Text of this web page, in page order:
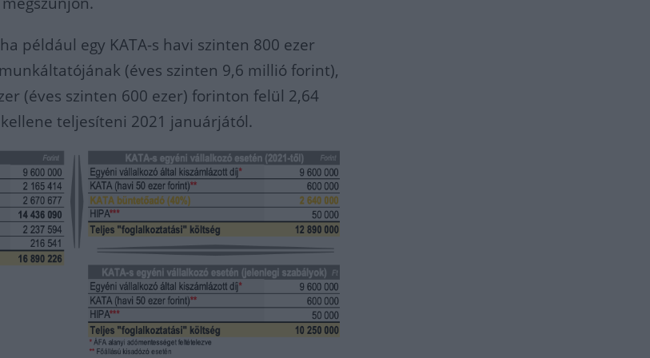
például egy KATA-s havi szinten 800 ezer
(éves szinten 9,6 millió forint),
(éves szinten 600 ezer) forinton felül 2,64
teljesíteni 2021 januárjától.